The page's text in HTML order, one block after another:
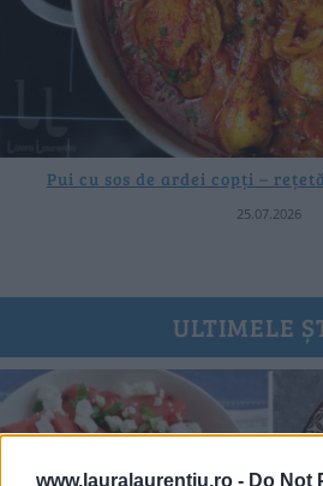
www.lauralaurentiu.ro - Do Not
Pui cu sos de ardei copți –
25.07.2026
ULTIMELE